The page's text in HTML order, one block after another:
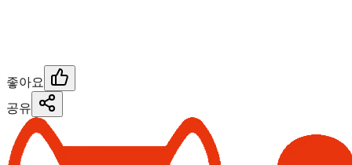
좋아요
공유